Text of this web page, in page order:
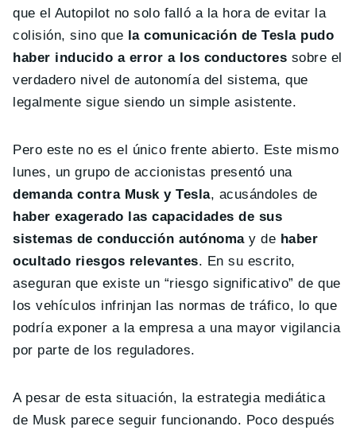
que el Autopilot no solo falló a la hora de evitar la
colisión, sino que la comunicación de Tesla pudo
haber inducido a error a los conductores sobre el
verdadero nivel de autonomía del sistema, que
legalmente sigue siendo un simple asistente.
Pero este no es el único frente abierto. Este mismo
lunes, un grupo de accionistas presentó una
demanda contra Musk y Tesla, acusándoles de
haber exagerado las capacidades de sus
sistemas de conducción autónomay de haber
ocultado riesgos relevantes. En su escrito,
aseguran que existe un “riesgo significativo” de que
los vehículos infrinjan las normas de tráfico, lo que
podría exponer a la empresa a una mayor vigilancia
por parte de los reguladores.
A pesar de esta situación, la estrategia mediática
de Musk parece seguir funcionando. Poco después